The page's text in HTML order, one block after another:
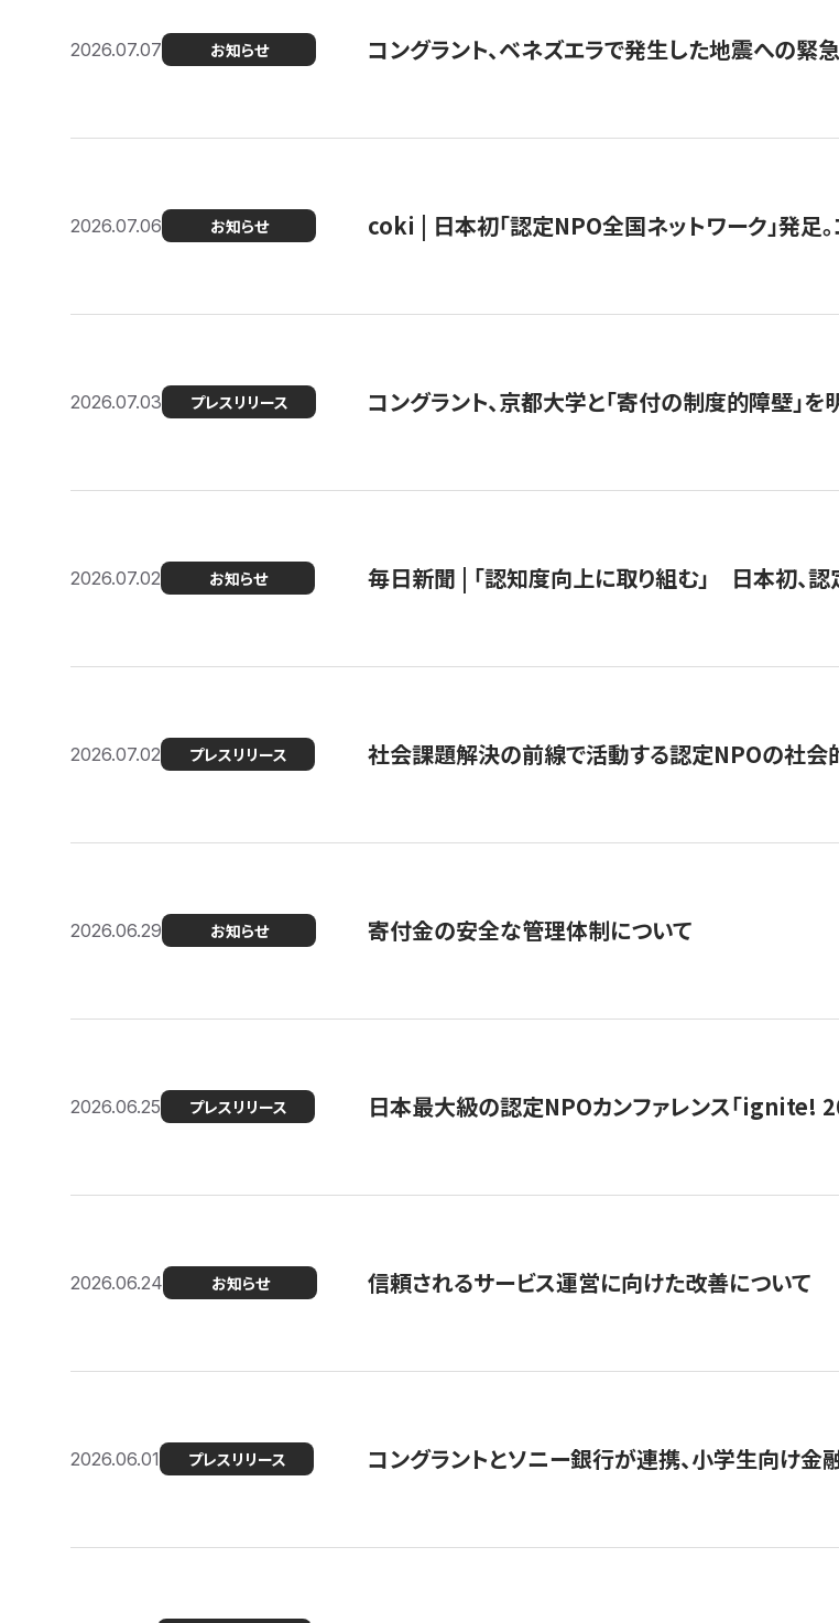
2026.07.07 お知らせ コングラント、ベネズエラで発生した地震への緊
2026.07.06 お知らせ coki | 日本初「認定NPO全国ネットワーク」発足
2026.07.03 プレスリリース コングラント、京都大学と「寄付の制度的障壁」
2026.07.02 お知らせ 毎日新聞 | 「認知度向上に取り組む」 日本初、
2026.07.02 プレスリリース 社会課題解決の前線で活動する認定NPOの社会
2026.06.29 お知らせ 寄付金の安全な管理体制について
2026.06.25 プレスリリース 日本最大級の認定NPOカンファレンス「ignite!
2026.06.24 お知らせ 信頼されるサービス運営に向けた改善について
2026.06.01 プレスリリース コングラントとソニー銀行が連携、小学生向け